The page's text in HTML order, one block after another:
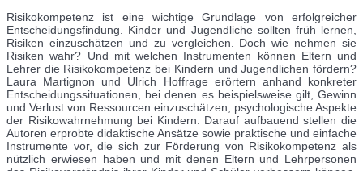
Risikokompetenz ist eine wichtige Grundlage von erfolgreicher
Entscheidungsfindung. Kinder und Jugendliche sollten früh lernen,
Risiken einzuschätzen und zu vergleichen. Doch wie nehmen sie
Risiken wahr? Und mit welchen Instrumenten können Eltern und
Lehrer die Risikokompetenz bei Kindern und Jugendlichen fördern?
Laura Martignon und Ulrich Hoffrage erörtern anhand konkreter
Entscheidungssituationen, bei denen es beispielsweise gilt, Gewinn
und Verlust von Ressourcen einzuschätzen, psychologische Aspekte
der Risikowahrnehmung bei Kindern. Darauf aufbauend stellen die
Autoren erprobte didaktische Ansätze sowie praktische und einfache
Instrumente vor, die sich zur Förderung von Risikokompetenz als
nützlich erwiesen haben und mit denen Eltern und Lehrpersonen